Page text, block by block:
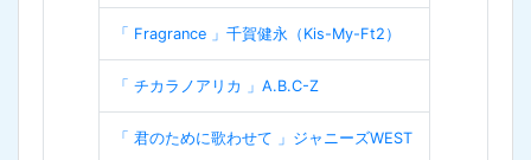
「 Fragrance 」千賀健永（Kis-My-Ft2）
「 チカラノアリカ 」A.B.C-Z
「 君のために歌わせて 」ジャニーズWEST